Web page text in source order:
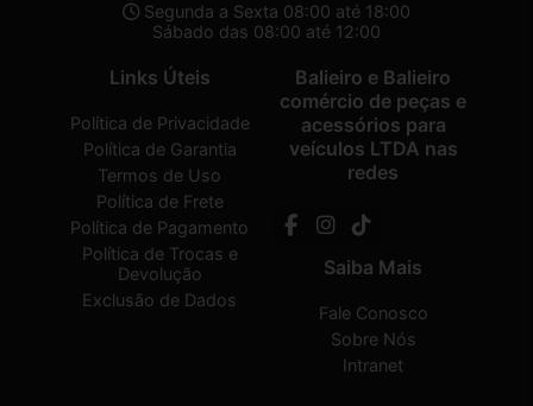
Segunda a Sexta 08:00 até 18:00
Sábado das 08:00 até 12:00
Links Úteis
Política de Privacidade
Política de Garantia
Termos de Uso
Política de Frete
Política de Pagamento
Política de Trocas e
Devolução
Exclusão de Dados
Balieiro e Balieiro
comércio de peças e
acessórios para
veículos LTDA nas
redes
Saiba Mais
Fale Conosco
Sobre Nós
Intranet